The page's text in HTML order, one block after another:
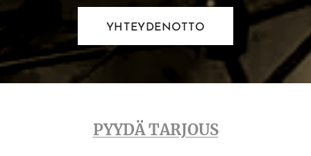
YHTEYDENOTTO
PYYDÄ TARJOUS